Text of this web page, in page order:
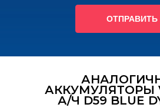
ОТПРАВИТЬ
АККУМУЛЯТОРЫ
А/Ч D59 BLUE